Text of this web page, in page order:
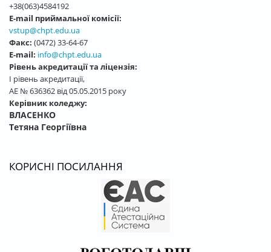
+38(063)4584192
E-mail приймальної комісії:
vstup@chpt.edu.ua
Факс: (0472) 33-64-67
E-mail: info@chpt.edu.ua
Рівень акредитації та ліцензія:
І рівень акредитації,
АЕ № 636362 від 05.05.2015 року
Керівник коледжу:
ВЛАСЕНКО
Тетяна Георгіївна
КОРИСНІ ПОСИЛАННЯ